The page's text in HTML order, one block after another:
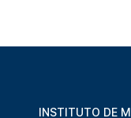
INSTITUTO DE